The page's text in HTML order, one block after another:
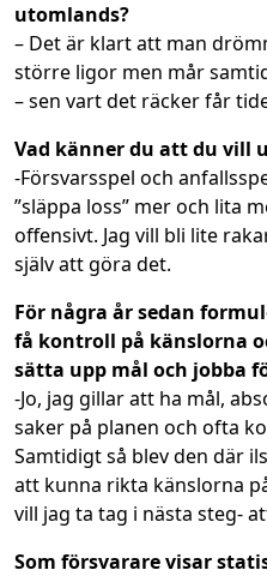
utomlands?
– Det är klart att man
större ligor men mår
– sen vart det räcker får
Vad känner du att du vill
-Försvarsspel och
”släppa loss” mer och lita
offensivt. Jag vill bli lite
själv att göra det.
För några år sedan
få kontroll på känslorna
sätta upp mål och jobba
-Jo, jag gillar att ha mål,
saker på planen och ofta
Samtidigt så blev den där
att kunna rikta känslorna
vill jag ta tag i nästa steg-
Som försvarare visar